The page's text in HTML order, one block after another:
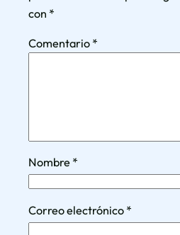
con *
Comentario *
Nombre *
Correo electrónico *